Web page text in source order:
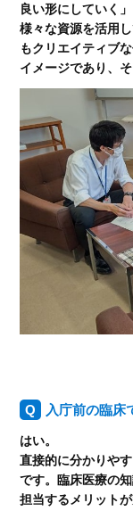
良い形にしていく
様々な資源を活用
もクリエイティブ
イメージであり、
入庁前の臨床
はい。
直接的に分かりや
です。臨床医療の
担当するメリット